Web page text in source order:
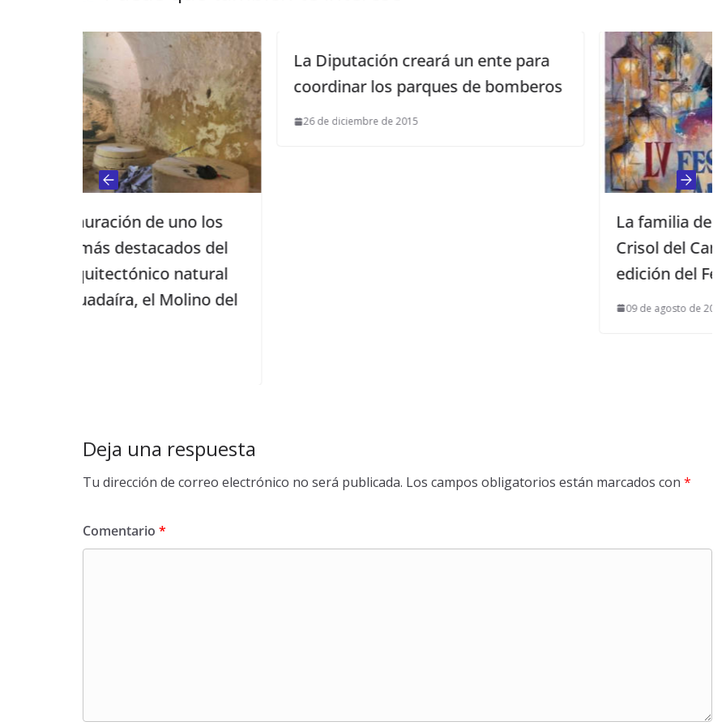
La Diputación creará un ente para
coordinar los parques de bomberos
26 de diciembre de 2015
La familia de José Menese recibirá el
Crisol del Cante Jondo en la LV
Deja una respuesta
Tu dirección de correo electrónico no será publicada. Los campos obligatorios están marcados con *
Comentario *